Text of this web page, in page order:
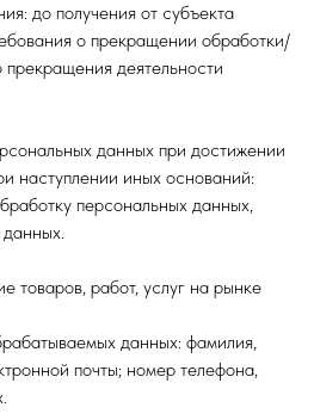
до получения от субъекта
о прекращении обработки/
деятельности
данных при достижении
наступлении иных оснований:
персональных данных,
данных.
товаров, работ, услуг на рынке
данных: фамилия,
почты; номер телефона,